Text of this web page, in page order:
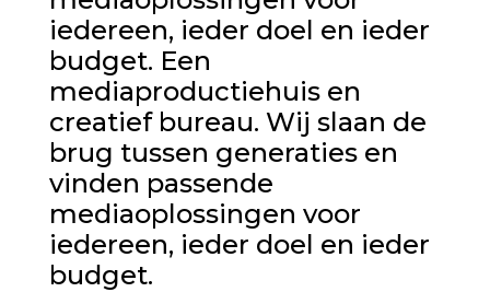
iedereen, ieder doel en ieder
budget. Een
mediaproductiehuis en
creatief bureau. Wij slaan de
brug tussen generaties en
vinden passende
mediaoplossingen voor
iedereen, ieder doel en ieder
budget.